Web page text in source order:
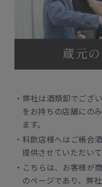
弊社は酒類卸でござ
をお持ちの店舗にの
ます。
料飲店様へはご帳合
提供させていただいて
こちらは、お客様が
のページであり、弊